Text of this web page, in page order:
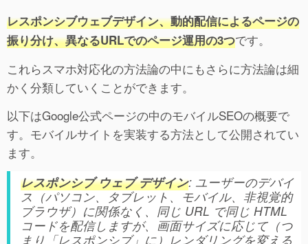
レスポンシブウェブデザイン、動的配信によるページの
振り分け、異なるURLでのページ運用の3つです。
これらスマホ対応化の方法論の中にもさらに方法論は細
かく分類していくことができます。
以下はGoogle公式ページの中のモバイルSEOの概要で
す。モバイルサイトを実装する方法として公開されてい
ます。
レスポンシブ ウェブ デザイン: ユーザーのデバイ
ス（パソコン、タブレット、モバイル、非視覚的
ブラウザ）に関係なく、同じ URL で同じ HTML
コードを配信しますが、画面サイズに応じて（つ
まり「レスポンシブ」に）レンダリングを変える